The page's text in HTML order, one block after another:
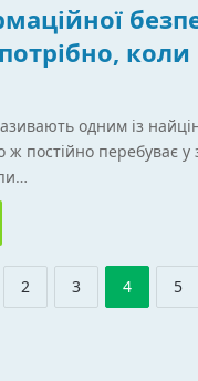
коли
одним із
ж постійно перебуває у
2 3 4 5